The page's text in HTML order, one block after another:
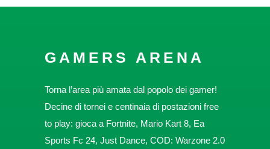
GAMERS ARENA
Torna l’area più amata dal popolo dei gamer!
Decine di tornei e centinaia di postazioni free
to play: gioca a Fortnite, Mario Kart 8, Ea
Sports Fc 24, Just Dance, COD: Warzone 2.0